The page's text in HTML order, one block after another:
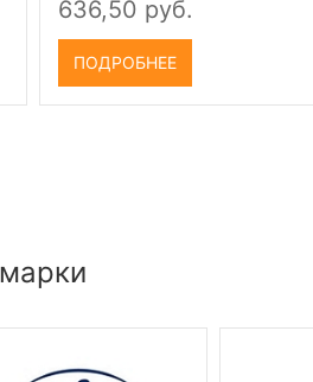
636,50 руб.
ПОДРОБНЕЕ